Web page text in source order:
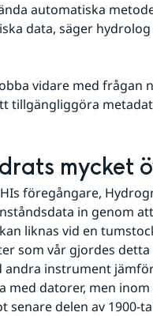
automatiska
data, säger hydrolog
vidare med frågan
tillgängliggöra
mycket
föregångare,
in genom
liknas vid en
som vår gjordes
andra instrument
med datorer, men
delen av 1900-